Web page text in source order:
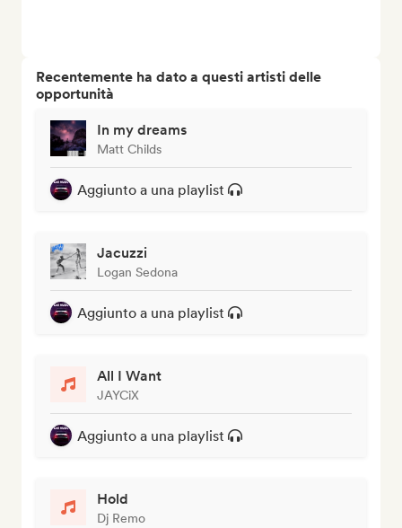
Recentemente ha dato a questi artisti delle
opportunità
In my dreams
Matt Childs
Aggiunto a una playlist
Jacuzzi
Logan Sedona
Aggiunto a una playlist
All I Want
JAYCiX
Aggiunto a una playlist
Hold
Dj Remo